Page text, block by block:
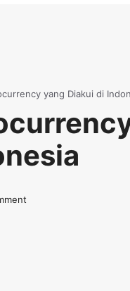
yang Diakui di